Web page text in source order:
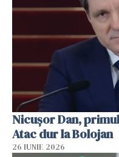
Nicușor Dan,
Atac dur la Bolojan
26 IUNIE 2026